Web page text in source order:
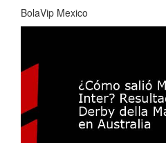
BolaVip Mexico